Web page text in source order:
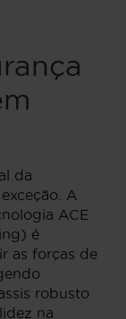
da
A
ACE
é
as forças de
robusto
na